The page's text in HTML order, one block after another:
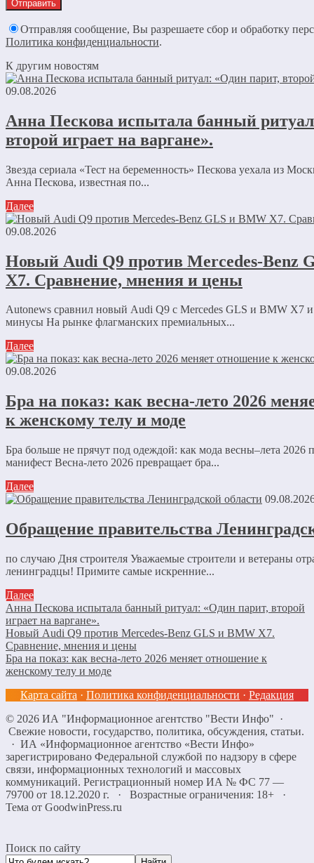
Отправляя сообщение, Вы разрешаете сбор и обработку
Политика конфиденциальности.
К другим новостям
09.08.2026
Анна Пескова испытала банный
второй играет на варгане».
Звезда сериала «Тест на беременность» Пескова уехала из
Анна Пескова, известная по...
Далее
09.08.2026
Новый Audi Q9 против Mercedes-Benz
X7. Сравнение, мнения и цены
Autonews сравнил новый Audi Q9 с Mercedes GLS и BMW X7
минусы На рынке флагманских премиальных...
Далее
09.08.2026
Бра на показ: как весна-лето 2026
к женскому телу и моде
Бра больше не прячут под одеждой: как мода весны–лета 2026
манифест Весна-лето 2026 превращает бра...
Далее
Обращение правительства
по случаю Дня строителя Уважаемые строители и ветераны
ленинградцы! Примите самые искренние...
Далее
Анна Пескова испытала банный ритуал: «Один парит, второй
играет на варгане».
Новый Audi Q9 против Mercedes-Benz GLS и BMW X7.
Сравнение, мнения и цены
Бра на показ: как весна-лето 2026 меняет отношение к
женскому телу и моде
Карта сайта · Политика конфиденциальности · Редакция
© 2026 ИА "Информационное агентство "Вести Инфо" ·
Свежие новости, государство, политика, обсуждения, статьи.
· ИА «Информационное агентство «Вести Инфо»
зарегистрировано Федеральной службой по надзору в сфере
связи, информационных технологий и массовых
коммуникаций. Регистрационный номер ИА № ФС 77 —
79700 от 18.12.2020 г. · Возрастные ограничения: 18+
·
Тема от GoodwinPress.ru
Поиск по сайту